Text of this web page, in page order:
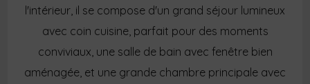
l'intérieur, il se compose d'un grand séjour lumineux
avec coin cuisine, parfait pour des moments
conviviaux, une salle de bain avec fenêtre bien
aménagée, et une grande chambre principale avec